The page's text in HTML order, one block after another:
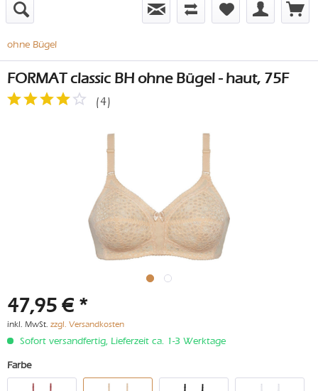
ohne Bügel
FORMAT classic BH ohne Bügel - haut, 75F
(4)
47,95 € *
inkl. MwSt. zzgl. Versandkosten
Sofort versandfertig, Lieferzeit ca. 1-3 Werktage
Farbe